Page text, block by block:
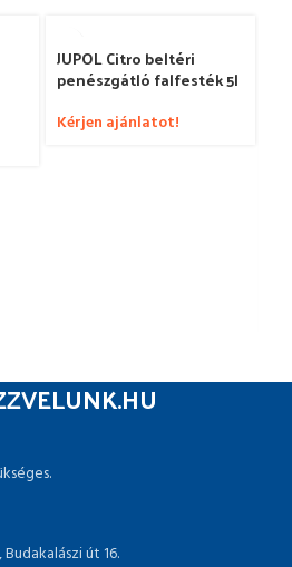
JUPOL Citro beltéri
penészgátló falfesték 5l
Kérjen ajánlatot!
Budakalászi út 16.